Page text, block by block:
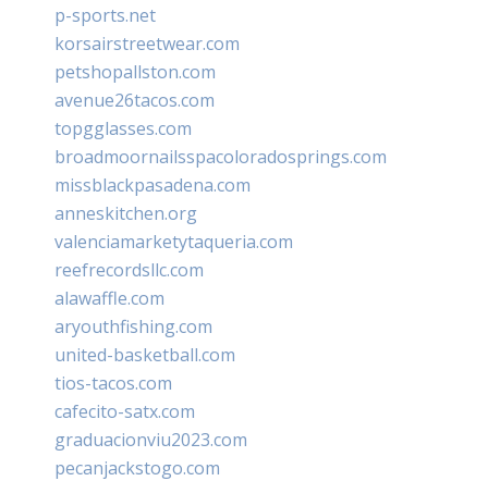
p-sports.net
korsairstreetwear.com
petshopallston.com
avenue26tacos.com
topgglasses.com
broadmoornailsspacoloradosprings.com
missblackpasadena.com
anneskitchen.org
valenciamarketytaqueria.com
reefrecordsllc.com
alawaffle.com
aryouthfishing.com
united-basketball.com
tios-tacos.com
cafecito-satx.com
graduacionviu2023.com
pecanjackstogo.com